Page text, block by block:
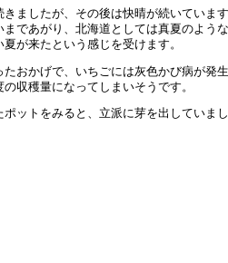
ましたが、その後は快晴が続いています
であがり、北海道としては真夏のような
が来たという感じを受けます。
たおかげで、いちごには灰色かび病が発
収穫量になってしまいそうです。
ットをみると、立派に芽を出していまし